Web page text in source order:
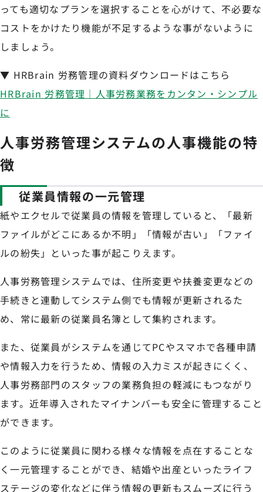
っても適切なプランを選択することを心がけて、不必要な
コストをかけたり機能が不足するような事がないように
しましょう。
▼ HRBrain 労務管理の資料ダウンロードはこちら
HRBrain 労務管理｜人事労務業務をカンタン・シンプル
に
人事労務管理システムの人事機能の特
徴
従業員情報の一元管理
紙やエクセルで従業員の情報を管理していると、「最新
ファイルがどこにあるか不明」「情報が古い」「ファイ
ルの紛失」といった事が起こりえます。
人事労務管理システムでは、住所変更や扶養変更などの
手続きと連動してシステム側でも情報が更新されるた
め、常に最新の従業員名簿として集約されます。
また、従業員がシステムを通じてPCやスマホで各種申請
や情報入力を行うため、情報の入力ミスが起きにくく、
人事労務部門のスタッフの業務負担の軽減にもつながり
ます。近年導入されたマイナンバーも安全に管理すること
ができます。
このように従業員に関わる様々な情報を点在することな
く一元管理することができ、結婚や出産といったライフ
ステージの変化などに伴う情報の更新もスムーズに行う